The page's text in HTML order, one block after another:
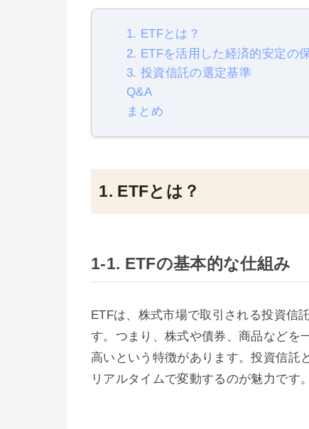
1. ETFとは？
2. ETFを活用した経済的安定の
3. 投資信託の選定基準
Q&A
まとめ
1. ETFとは？
1-1. ETFの基本的な仕組み
ETFは、株式市場で取引される投資信
す。つまり、株式や債券、商品などを
高いという特徴があります。投資信託
リアルタイムで変動するのが魅力です。